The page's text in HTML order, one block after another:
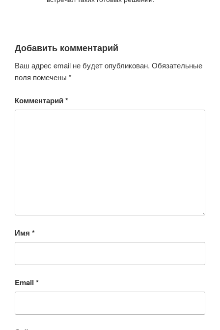
Добавить комментарий
Ваш адрес email не будет опубликован. Обязательные
поля помечены *
Комментарий*
Имя *
Email *